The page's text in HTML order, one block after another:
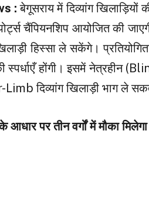
:बेगूसराय में दिव्यांग
चैंपियनशिप आयोजित की
हिस्सा ले सकेंगे।
स्पर्धाएँ होंगी। इसमें नेत्रहीन
दिव्यांग खिलाड़ी भाग ले
पर तीन वर्गों में मौका मिलेगा